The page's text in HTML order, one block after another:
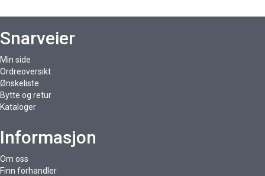
Snarveier
Min side
Ordreoversikt
Ønskeliste
Bytte og retur
Kataloger
Informasjon
Om oss
Finn forhandler